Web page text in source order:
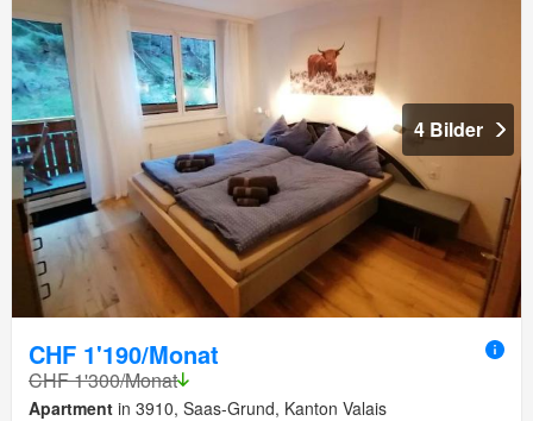
4 Bilder
CHF 1'190/Monat
CHF 1'300/Monat
Apartment in 3910, Saas-Grund, Kanton Valais